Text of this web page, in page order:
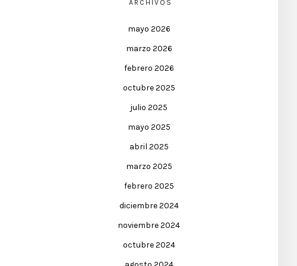
ARCHIVOS
mayo 2026
marzo 2026
febrero 2026
octubre 2025
julio 2025
mayo 2025
abril 2025
marzo 2025
febrero 2025
diciembre 2024
noviembre 2024
octubre 2024